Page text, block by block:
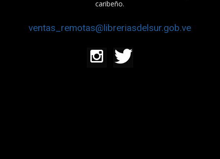
caribeño.
ventas_remotas@libreriasdelsur.gob.ve